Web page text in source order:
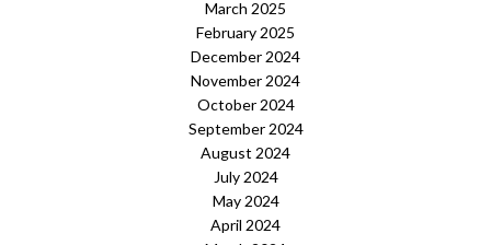
March 2025
February 2025
December 2024
November 2024
October 2024
September 2024
August 2024
July 2024
May 2024
April 2024